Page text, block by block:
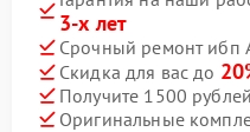
3-х лет
Срочный ремонт ибп
Скидка для вас до
Получите 1500
Оригинальные